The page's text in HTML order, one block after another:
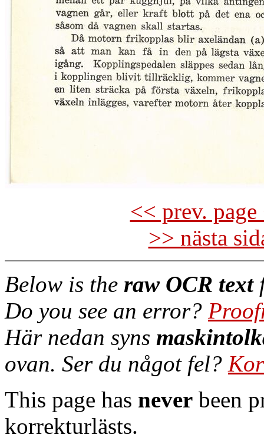
<< prev.
>> nästa
Below is the raw OCR text
Do you see an error?
Här nedan syns
ovan. Ser du något fel?
This page has never been
korrekturlästs.